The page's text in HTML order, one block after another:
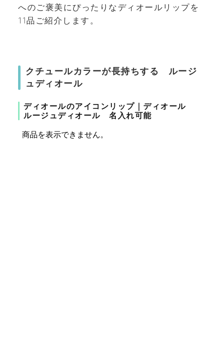
へのご褒美にぴったりなディオールリップを
11品ご紹介します。
クチュールカラーが長持ちする ルージ
ュディオール
ディオールのアイコンリップ｜ディオール
ルージュディオール 名入れ可能